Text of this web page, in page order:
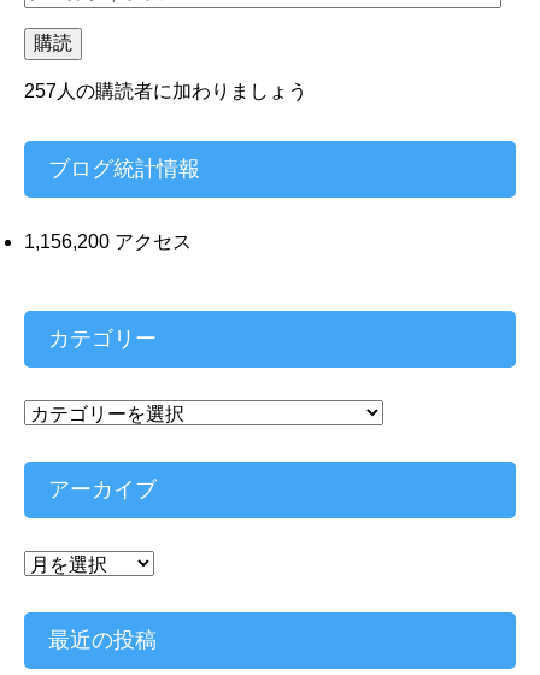
ー
ル
ア
ド
ス
購読
257人の購読者に加わりましょう
ブログ統計情報
1,156,200 アクセス
カテゴリー
カ
ゴ
ー
アーカイブ
ア
カ
ブ
最近の投稿